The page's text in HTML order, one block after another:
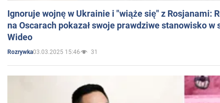
Ignoruje wojnę w Ukrainie i "wiąże się" z Rosjanami:
na Oscarach pokazał swoje prawdziwe stanowisko w
Wideo
Rozrywka03.03.2025 15:46 31